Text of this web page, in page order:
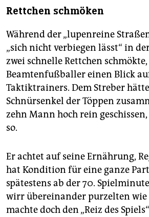
Rettchen schmöken
Während der „lupenreine
„sich nicht verbiegen lässt“ in
zwei schnelle Rettchen
Beamtenfußballer einen Blick
Taktiktrainers. Dem Streber
Schnürsenkel der Töppen
zehn Mann hoch rein
so.
Er achtet auf seine Ernährung,
hat Kondition für eine ganze
spätestens ab der 70.
wirr übereinander purzelten wie
machte doch den „Reiz des